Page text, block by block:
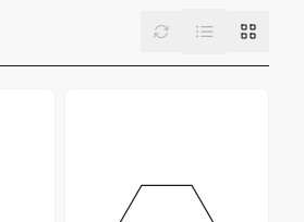
Reset List Grid